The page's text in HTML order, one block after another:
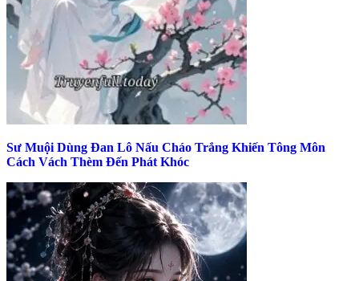
Sư Muội Dùng Đan Lô Nấu Cháo Trắng Khiến Tông Môn
Cách Vách Thèm Đến Phát Khóc